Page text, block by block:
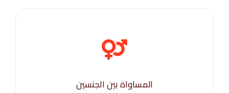
المساواة بين الجنسين